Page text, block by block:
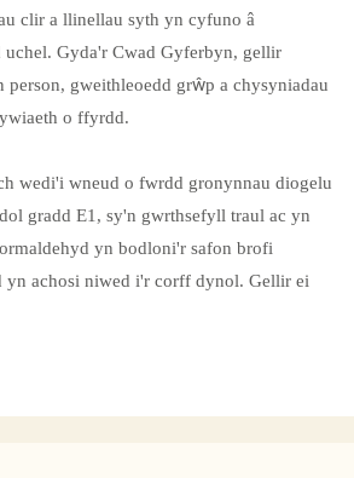
clir a llinellau syth yn cyfuno â
uchel. Gyda'r Cwad Gyferbyn, gellir
gweithleoedd grŵp a chysyniadau
o ffyrdd.
wedi'i wneud o fwrdd gronynnau diogelu
gradd E1, sy'n gwrthsefyll traul ac yn
yn bodloni'r safon brofi
yn achosi niwed i'r corff dynol. Gellir ei